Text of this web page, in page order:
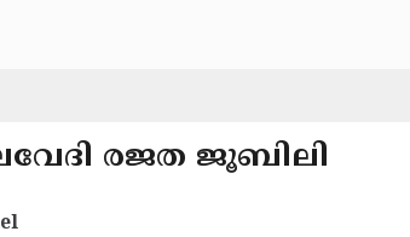
രജത ജൂബിലി